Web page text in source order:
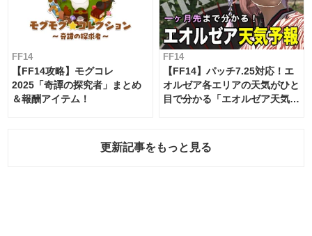
FF14
【FF14攻略】モグコレ
2025「奇譚の探究者」まとめ
＆報酬アイテム！
FF14
【FF14】パッチ7.25対応！エ
オルゼア各エリアの天気がひと
目で分かる「エオルゼア天気予
更新記事をもっと見る